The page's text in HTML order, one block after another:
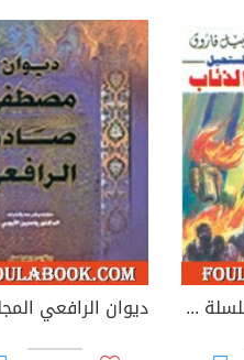
مدينة الذئاب - سلسلة رجل المستحيل